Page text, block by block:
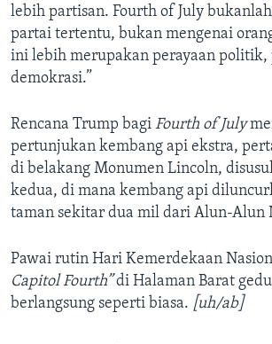
lebih partisan. Fourth of July
partai tertentu, bukan mengenai
ini lebih merupakan perayaan politik,
demokrasi.”
Rencana Trump bagi Fourth of July
pertunjukan kembang api ekstra,
di belakang Monumen Lincoln,
kedua, di mana kembang api
taman sekitar dua mil dari Alun-Alun
Pawai rutin Hari Kemerdekaan
Capitol Fourth”di Halaman Barat
berlangsung seperti biasa. [uh/ab]